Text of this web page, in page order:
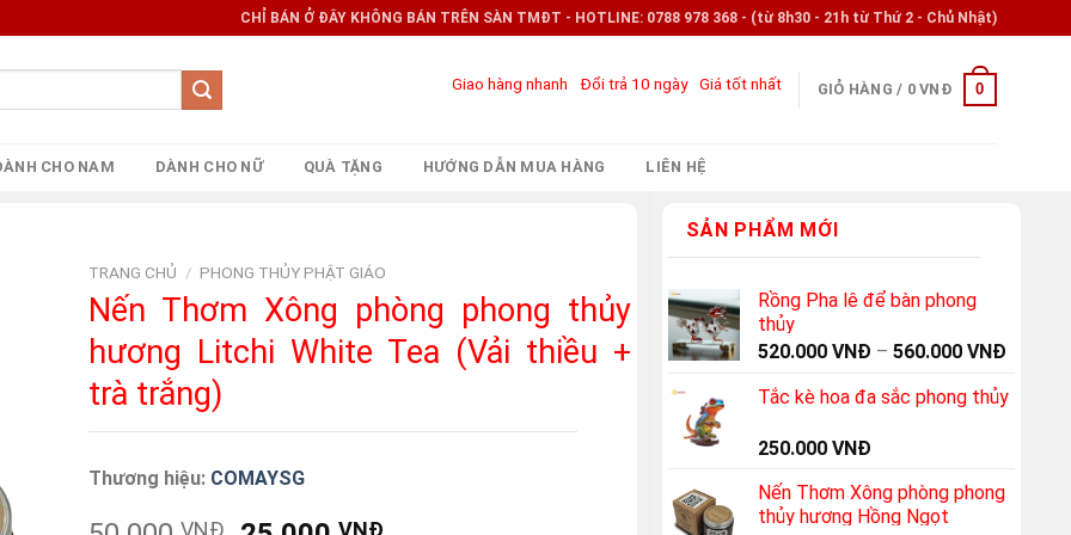
CHỈ BÁN Ở ĐÂY KHÔNG BÁN TRÊN SÀN TMĐT - HOTLINE: 0788 978 368 - (từ 8h30 - 21h từ Thứ 2 - Chủ Nhật)
Giao hàng nhanh Đổi trả 10 ngày Giá tốt nhất GIỎ HÀNG / 0VNĐ 0
CHO NAM DÀNH CHO NỮ QUÀ TẶNG HƯỚNG DẪN MUA HÀNG LIÊN HỆ
SẢN PHẨM MỚI
Rồng Pha lê để bàn phong
thủy
520.000 VNĐ – 560.000 VNĐ
Tắc kè hoa đa sắc phong thủy
250.000 VNĐ
Nến Thơm Xông phòng phong
thủy hương Hồng Ngọt
TRANG CHỦ / PHONG THỦY PHẬT GIÁO
Nến Thơm Xông phòng phong thủy
hương Litchi White Tea (Vải thiều +
trà trắng)
Thương hiệu: COMAYSG